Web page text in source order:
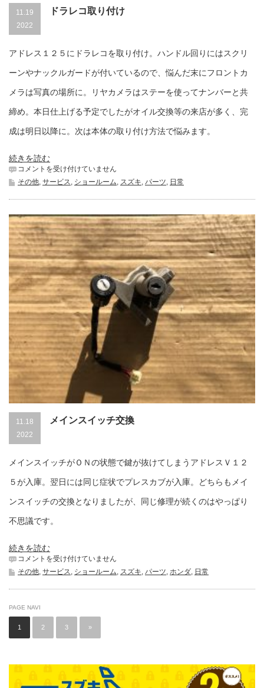
11.19
2022
ドラレコ取り付け
アドレス１２５にドラレコを取り付け。ハンドル回りにはスクリ
ーンやナックルガードが付いているので、悩んだ末にフロントカ
メラは写真の場所に。リヤカメラはステーを使ってナンバーと共
締め。本日仕上げる予定でしたがオイル交換等の来店が多く、完
成は明日以降に。次は本体の取り付け方法で悩みます。
続きを読む
ド
ラ
コ
り
付
け
は
コメントを受け付けていません
その他, サービス, ショールーム, スズキ, パーツ, 日常
11.18
2022
メインスイッチ交換
メインスイッチがＯＮの状態で鍵が抜けてしまうアドレスＶ１２
５が入庫。翌日には同じ症状でプレスカブが入庫。どちらもメイ
ンスイッチの交換となりましたが、同じ修理が続くのはやっぱり
不思議です。
続きを読む
メ
イ
ス
ッ
チ
交
換
コメントを受け付けていません
その他, サービス, ショールーム, スズキ, パーツ, ホンダ, 日常
PAGE NAVI
1 2 3 »